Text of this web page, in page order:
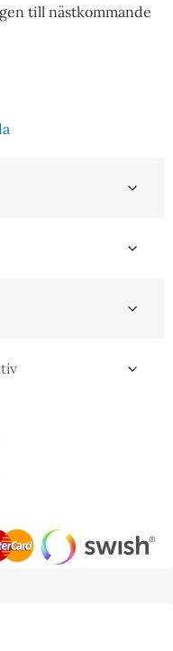
till nästkommande